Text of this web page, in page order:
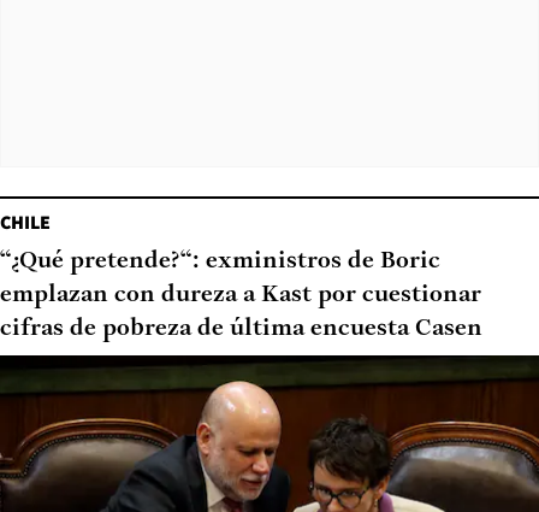
CHILE
“¿Qué pretende?“: exministros de Boric
emplazan con dureza a Kast por cuestionar
cifras de pobreza de última encuesta Casen